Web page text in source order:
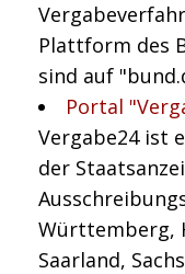
Plattform des
sind auf
Portal
Vergabe24 ist
der
Württemberg,
Saarland,